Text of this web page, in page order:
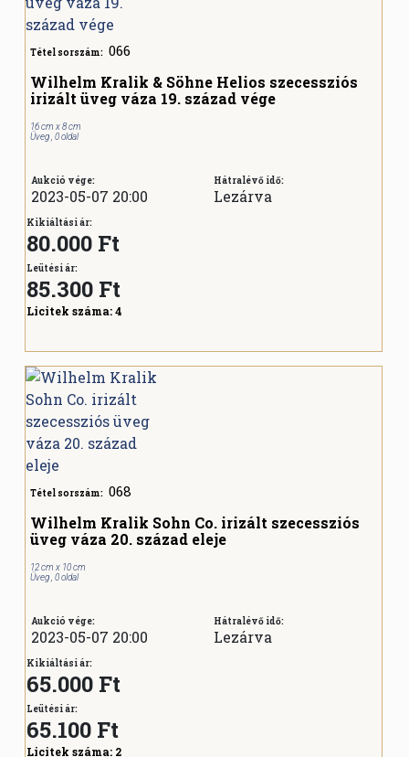
Tétel sorszám: 066
Wilhelm Kralik & Söhne Helios szecessziós
irizált üveg váza 19. század vége
16 cm x 8 cm
Üveg , 0 oldal
Aukció vége:
2023-05-07 20:00
Hátralévő idő:
Lezárva
Kikiáltási ár:
80.000 Ft
Leütési ár:
85.300 Ft
Licitek száma:4
Tétel sorszám: 068
Wilhelm Kralik Sohn Co. irizált szecessziós
üveg váza 20. század eleje
12 cm x 10 cm
Üveg , 0 oldal
Aukció vége:
2023-05-07 20:00
Hátralévő idő:
Lezárva
Kikiáltási ár:
65.000 Ft
Leütési ár:
65.100 Ft
Licitek száma: 2